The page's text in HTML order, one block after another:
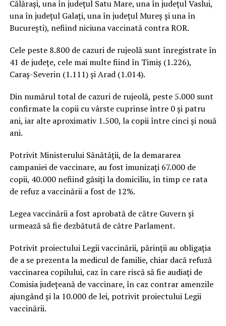
Călăraşi, una în judeţul Satu Mare, una în judeţul Vaslui,
una în judeţul Galaţi, una în judeţul Mureş şi una în
Bucureşti), nefiind niciuna vaccinată contra ROR.
Cele peste 8.800 de cazuri de rujeolă sunt înregistrate în
41 de judeţe, cele mai multe fiind în Timiş (1.226),
Caraş-Severin (1.111) şi Arad (1.014).
Din numărul total de cazuri de rujeolă, peste 5.000 sunt
confirmate la copii cu vârste cuprinse între 0 şi patru
ani, iar alte aproximativ 1.500, la copii între cinci şi nouă
ani.
Potrivit Ministerului Sănătăţii, de la demararea
campaniei de vaccinare, au fost imunizaţi 67.000 de
copii, 40.000 nefiind găsiţi la domiciliu, în timp ce rata
de refuz a vaccinării a fost de 12%.
Legea vaccinării a fost aprobată de către Guvern şi
urmează să fie dezbătută de către Parlament.
Potrivit proiectului Legii vaccinării, părinţii au obligaţia
de a se prezenta la medicul de familie, chiar dacă refuză
vaccinarea copilului, caz în care riscă să fie audiaţi de
Comisia judeţeană de vaccinare, în caz contrar amenzile
ajungând şi la 10.000 de lei, potrivit proiectului Legii
vaccinării.